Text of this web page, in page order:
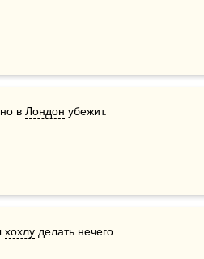
в Лондон убежит.
хохлу делать нечего.